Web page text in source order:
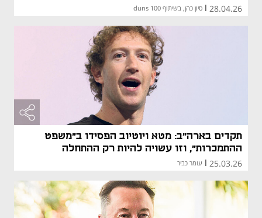
28.04.26 סיון כהן, בשיתוף duns 100
תקדים בארה"ב: מטא ויוטיוב הפסידו ב"משפט
ההתמכרות", וזו עשויה להיות רק ההתחלה
25.03.26 עומר כביר